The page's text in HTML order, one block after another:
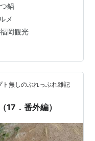
総本店・大名店・
私が訪れたのは、総
たが、凄い長蛇の
ショーにも出演し
順番に予約を確認し
鍋
メ
福岡観光
ト無しのぶれっぶれ雑記
17．番外編）